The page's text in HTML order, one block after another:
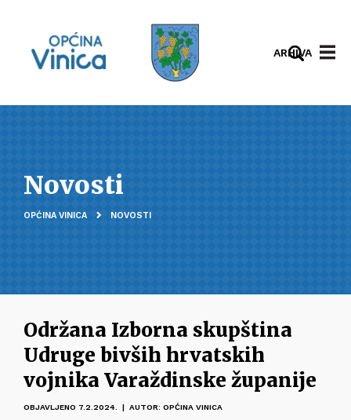
ARHIVA
Novosti
OPĆINA VINICA NOVOSTI
Održana Izborna skupština
Udruge bivših hrvatskih
vojnika Varaždinske županije
OBJAVLJENO 7.2.2024. | AUTOR: OPĆINA VINICA